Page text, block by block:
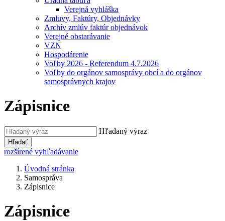
Verejná vyhláška
Zmluvy, Faktúry, Objednávky
Archív zmlúv faktúr objednávok
Verejné obstarávanie
VZN
Hospodárenie
Voľby 2026 - Referendum 4.7.2026
Voľby do orgánov samosprávy obcí a do orgánov
samosprávnych krajov
Zápisnice
Hľadaný výraz
Hľadať
rozšírené vyhľadávanie
Úvodná stránka
Samospráva
Zápisnice
Zápisnice